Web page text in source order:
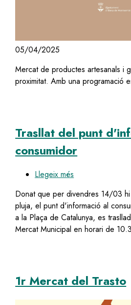
05/04/2025
Mercat de productes artesanals i
proximitat. Amb una programació
Trasllat del punt
consumidor
Llegeix més
del
punt
d'informació
al
Donat que per divendres 14/03
pluja, el punt d'informació al
a la Plaça de Catalunya, es
Mercat Municipal en horari de
1r Mercat del Trasto